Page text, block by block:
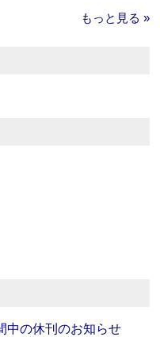
もっと見る »
中の休刊のお知らせ